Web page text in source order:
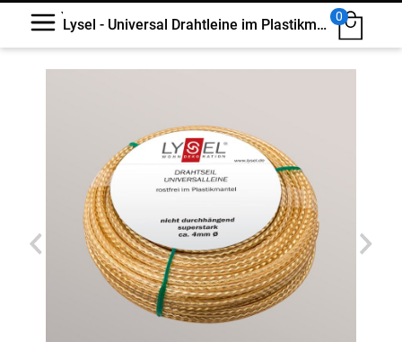
Lysel - Universal Drahtleine im Plastikmantel #1W
0